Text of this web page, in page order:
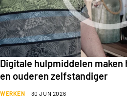
WERKEN 30 JUN 2026
Digitale hulpmiddelen
en ouderen zelfstandiger